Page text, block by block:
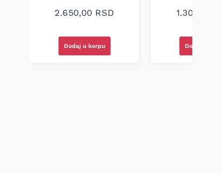
2.650,00 RSD
Dodaj u korpu
1.300,00
Dodaj u